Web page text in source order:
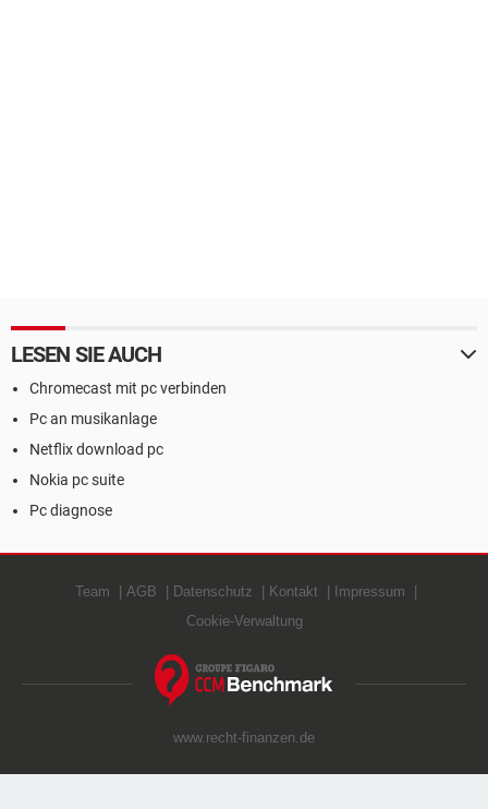
LESEN SIE AUCH
Chromecast mit pc verbinden
Pc an musikanlage
Netflix download pc
Nokia pc suite
Pc diagnose
Team AGB Datenschutz Kontakt
Impressum
Cookie-Verwaltung
www.recht-finanzen.de